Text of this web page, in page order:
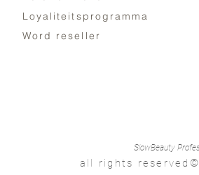
Loyaliteitsprogramma
Word reseller
SlowBeauty
all rights